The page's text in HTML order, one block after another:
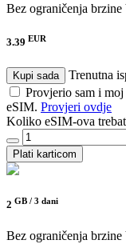
Bez ograničenja brzine
3.39 EUR
Kupi sada
Trenutna
Provjerio sam i
eSIM. Provjeri ovdje
Koliko eSIM-ova
Plati karticom
2 GB / 3 dani
Bez ograničenja brzine